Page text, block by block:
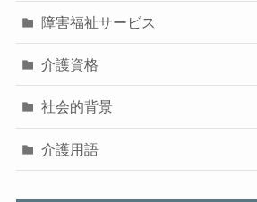
障害福祉サービス
介護資格
社会的背景
介護用語